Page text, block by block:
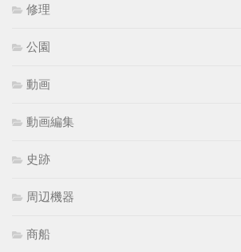
修理
公園
動画
動画編集
史跡
周辺機器
商船